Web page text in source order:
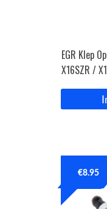
EGR Klep
X16SZR /
€8.95